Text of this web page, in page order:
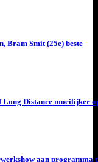
Bram Smit (25e) beste
Long Distance moeilijker
aan programma